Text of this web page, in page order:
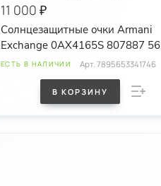
11 000 ₽
Солнцезащитные очки Armani
Exchange 0AX4165S 807887 56
ЕСТЬ В НАЛИЧИИ Арт.7895653341746
В КОРЗИНУ